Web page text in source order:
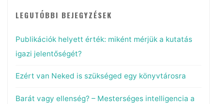
LEGUTÓBBI BEJEGYZÉSEK
Publikációk helyett érték: miként mérjük a kutatás
igazi jelentőségét?
Ezért van Neked is szükséged egy könyvtárosra
Barát vagy ellenség? – Mesterséges intelligencia a